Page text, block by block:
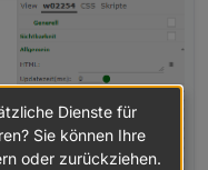
Dienste für
Sie können Ihre
oder zurückziehen.